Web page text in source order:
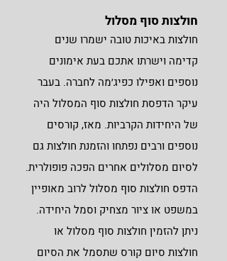
חולצות סוף מסלול
חולצות באיכות טובה ישמרו שנים
קדימה וישרתו אתכם בעת אימונים
נוספים ואפילו כפיג׳מה לחברה. בעבר
עיקר הדפסת חולצות סוף המסלול היה
של היחידות הקרביות. מאז, קורסים
נוספים ורבים נפתחו והזמנת חולצות גם
לסיום מסלולים אחרים הפכה פופולרית.
הדפס חולצות סוף מסלול לרוב מאופיין
במשפט או ציור מצחיק וסמל היחידה.
ניתן להזמין חולצות סוף מסלול או
חולצות סיום קורס שתסמל את הסיום